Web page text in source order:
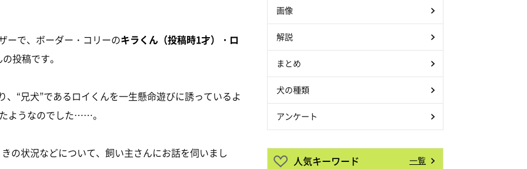
ーで、ボーダー・コリーのキラくん（投稿時1才）・ロ
投稿です。
“兄犬”であるロイくんを一生懸命遊びに誘っているよ
ようなのでした……。
の状況などについて、飼い主さんにお話を伺いまし
画像
解説
まとめ
犬の種類
アンケート
人気キーワード 一覧